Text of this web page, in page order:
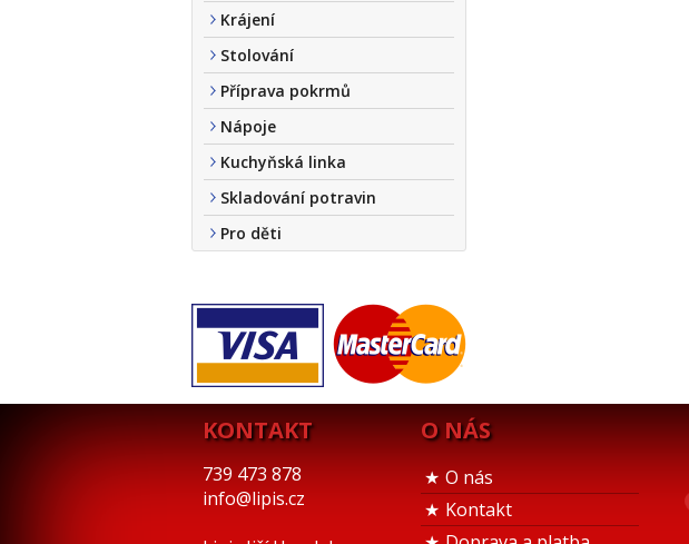
Krájení
Stolování
Příprava pokrmů
Nápoje
Kuchyňská linka
Skladování potravin
Pro děti
KONTAKT
739 473 878
info@lipis.cz
O NÁS
O nás
Kontakt